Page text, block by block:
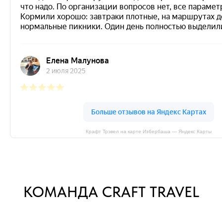
Крафт Трэвел на карте Избербаша — Яндекс Карты
КОМАНДА CRAFT TRAVEL